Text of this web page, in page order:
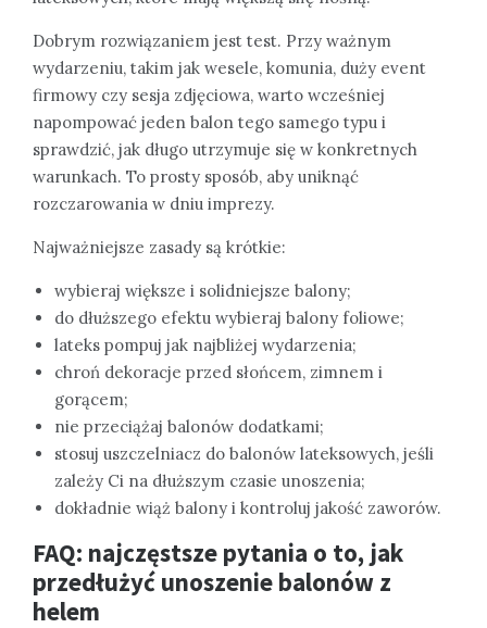
Dobrym rozwiązaniem jest test. Przy ważnym
wydarzeniu, takim jak wesele, komunia, duży event
firmowy czy sesja zdjęciowa, warto wcześniej
napompować jeden balon tego samego typu i
sprawdzić, jak długo utrzymuje się w konkretnych
warunkach. To prosty sposób, aby uniknąć
rozczarowania w dniu imprezy.
Najważniejsze zasady są krótkie:
wybieraj większe i solidniejsze balony;
do dłuższego efektu wybieraj balony foliowe;
lateks pompuj jak najbliżej wydarzenia;
chroń dekoracje przed słońcem, zimnem i
gorącem;
nie przeciążaj balonów dodatkami;
stosuj uszczelniacz do balonów lateksowych, jeśli
zależy Ci na dłuższym czasie unoszenia;
dokładnie wiąż balony i kontroluj jakość zaworów.
FAQ: najczęstsze pytania o to, jak
przedłużyć unoszenie balonów z
helem